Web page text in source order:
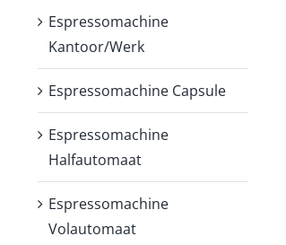
Espressomachine
Kantoor/Werk
Espressomachine Capsule
Espressomachine
Halfautomaat
Espressomachine
Volautomaat